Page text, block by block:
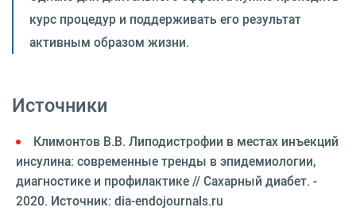
курс процедур и поддерживать его результат
активным образом жизни.
Источники
Климонтов В.В. Липодистрофии в местах инъекций
инсулина: современные тренды в эпидемиологии,
диагностике и профилактике // Сахарный диабет. -
2020. Источник: dia-endojournals.ru